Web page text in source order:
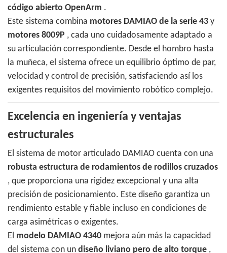
código abierto OpenArm .
Este sistema combina motores DAMIAO de la serie 43 y
motores 8009P , cada uno cuidadosamente adaptado a
su articulación correspondiente. Desde el hombro hasta
la muñeca, el sistema ofrece un equilibrio óptimo de par,
velocidad y control de precisión, satisfaciendo así los
exigentes requisitos del movimiento robótico complejo.
Excelencia en ingeniería y ventajas
estructurales
El sistema de motor articulado DAMIAO cuenta con una
robusta estructura de rodamientos de rodillos cruzados
, que proporciona una rigidez excepcional y una alta
precisión de posicionamiento. Este diseño garantiza un
rendimiento estable y fiable incluso en condiciones de
carga asimétricas o exigentes.
El modelo DAMIAO 4340 mejora aún más la capacidad
del sistema con un diseño liviano pero de alto torque ,